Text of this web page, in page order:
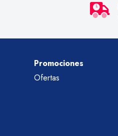
Promociones
Ofertas